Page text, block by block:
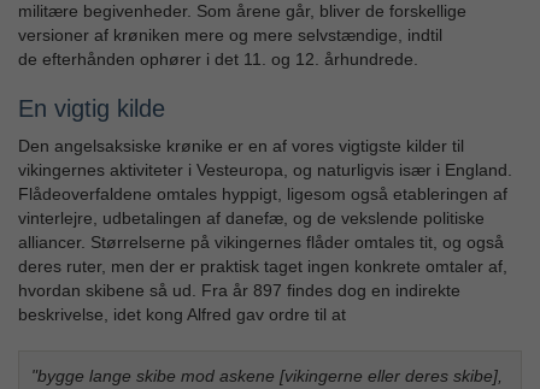
militære begivenheder. Som årene går, bliver de forskellige
versioner af krøniken mere og mere selvstændige, indtil
de efterhånden ophører i det 11. og 12. århundrede.
En vigtig kilde
Den angelsaksiske krønike er en af vores vigtigste kilder til
vikingernes aktiviteter i Vesteuropa, og naturligvis især i England.
Flådeoverfaldene omtales hyppigt, ligesom også etableringen af
vinterlejre, udbetalingen af danefæ, og de vekslende politiske
alliancer. Størrelserne på vikingernes flåder omtales tit, og også
deres ruter, men der er praktisk taget ingen konkrete omtaler af,
hvordan skibene så ud. Fra år 897 findes dog en indirekte
beskrivelse, idet kong Alfred gav ordre til at
"bygge lange skibe mod askene [vikingerne eller deres skibe],